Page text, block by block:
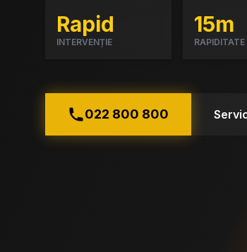
Rapid
INTERVENȚIE
15m
RAPIDITATE
022 800 800